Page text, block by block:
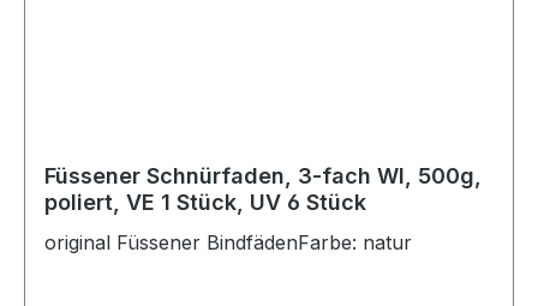
Füssener Schnürfaden, 3-fach WI, 500g,
poliert, VE 1 Stück, UV 6 Stück
original Füssener BindfädenFarbe: natur